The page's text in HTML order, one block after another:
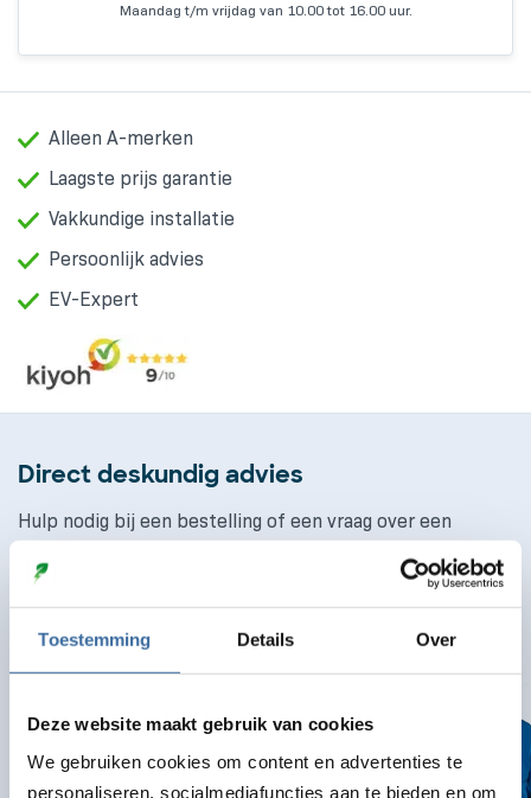
Toestemming Details Over
Deze website maakt gebruik van cookies
We gebruiken cookies om content en advertenties te
personaliseren, socialmediafuncties aan te bieden en om
Maandag t/m vrijdag van 10.00 tot 16.00 uur.
Alleen A-merken
Laagste prijs garantie
Vakkundige installatie
Persoonlijk advies
EV-Expert
Direct deskundig advies
Hulp nodig bij een bestelling of een vraag over een
Bel ons
085 130 4170
info@laaddirect.nl